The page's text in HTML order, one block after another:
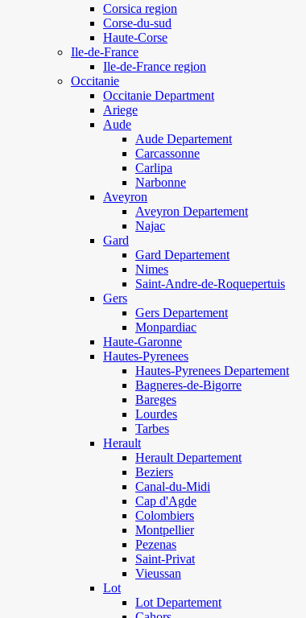
Corsica region
Corse-du-sud
Haute-Corse
Ile-de-France
Ile-de-France region
Occitanie
Occitanie Department
Ariege
Aude
Aude Departement
Carcassonne
Carlipa
Narbonne
Aveyron
Aveyron Departement
Najac
Gard
Gard Departement
Nimes
Saint-Andre-de-Roquepertuis
Gers
Gers Departement
Monpardiac
Haute-Garonne
Hautes-Pyrenees
Hautes-Pyrenees Departement
Bagneres-de-Bigorre
Bareges
Lourdes
Tarbes
Herault
Herault Departement
Beziers
Canal-du-Midi
Cap d'Agde
Colombiers
Montpellier
Pezenas
Saint-Privat
Vieussan
Lot
Lot Departement